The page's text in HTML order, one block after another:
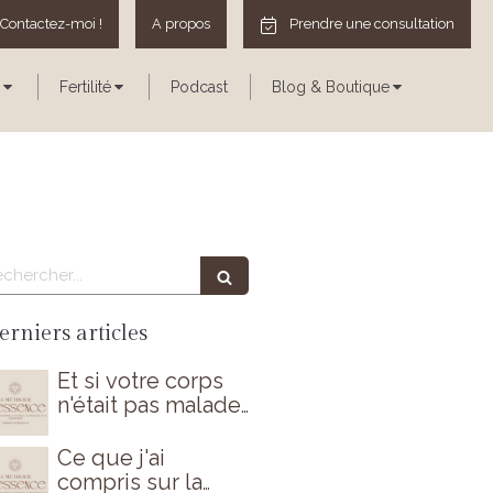
Prendre une consultation
A propos
Contactez-moi !
Fertilité Podcast Blog & Boutique
articles
Et si votre corps
n'était pas malade
Ce que j'ai
compris sur la